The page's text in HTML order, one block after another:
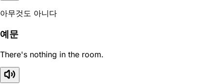
아무것도 아니다
예문
There's nothing in the room.